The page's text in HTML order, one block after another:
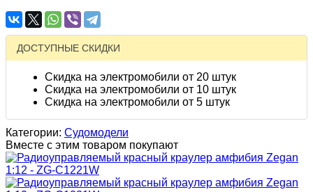
ДОСТУПНЫЕ СКИДКИ
Скидка на электромобили от 20 штук
Скидка на электромобили от 10 штук
Скидка на электромобили от 5 штук
Категории: Судомодели
Вместе с этим товаром покупают